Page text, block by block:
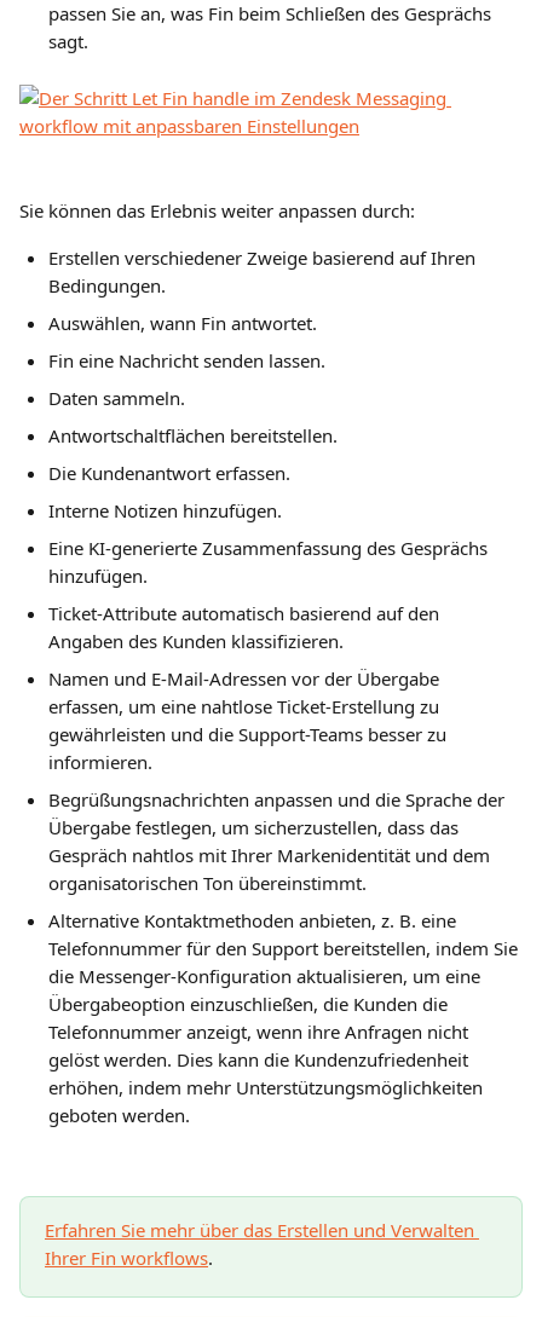
passen Sie an, was Fin beim Schließen des Gesprächs
sagt.
Sie können das Erlebnis weiter anpassen durch:
Erstellen verschiedener Zweige basierend auf Ihren
Bedingungen.
Auswählen, wann Fin antwortet.
Fin eine Nachricht senden lassen.
Daten sammeln.
Antwortschaltflächen bereitstellen.
Die Kundenantwort erfassen.
Interne Notizen hinzufügen.
Eine KI-generierte Zusammenfassung des Gesprächs
hinzufügen.
Ticket-Attribute automatisch basierend auf den
Angaben des Kunden klassifizieren.
Namen und E-Mail-Adressen vor der Übergabe
erfassen, um eine nahtlose Ticket-Erstellung zu
gewährleisten und die Support-Teams besser zu
informieren.
Begrüßungsnachrichten anpassen und die Sprache der
Übergabe festlegen, um sicherzustellen, dass das
Gespräch nahtlos mit Ihrer Markenidentität und dem
organisatorischen Ton übereinstimmt.
Alternative Kontaktmethoden anbieten, z. B. eine
Telefonnummer für den Support bereitstellen, indem Sie
die Messenger-Konfiguration aktualisieren, um eine
Übergabeoption einzuschließen, die Kunden die
Telefonnummer anzeigt, wenn ihre Anfragen nicht
gelöst werden. Dies kann die Kundenzufriedenheit
erhöhen, indem mehr Unterstützungsmöglichkeiten
geboten werden.
Erfahren Sie mehr über das Erstellen und Verwalten
Ihrer Fin workflows.